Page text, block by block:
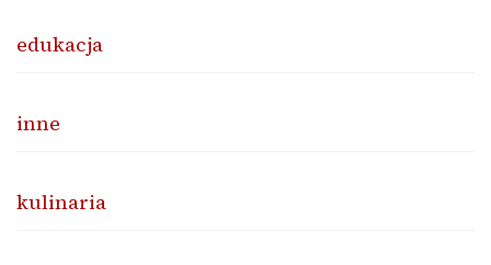
edukacja
inne
kulinaria